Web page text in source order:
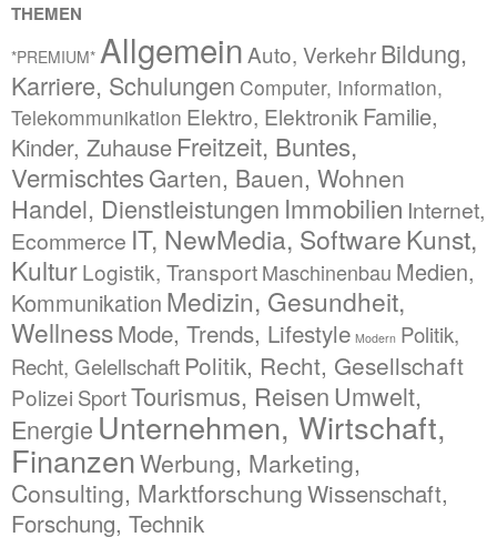
THEMEN
*PREMIUM* Allgemein Auto, VerkehrBildung,
Karriere, Schulungen Computer, Information,
Telekommunikation Elektro, Elektronik Familie,
Kinder, Zuhause Freitzeit, Buntes,
Vermischtes Garten, Bauen, Wohnen
Handel, Dienstleistungen Immobilien Internet,
Ecommerce IT, NewMedia, SoftwareKunst,
KulturLogistik, TransportMaschinenbau Medien,
Kommunikation Medizin, Gesundheit,
WellnessMode, Trends, Lifestyle Modern Politik,
Recht, Gelellschaft Politik, Recht, Gesellschaft
Polizei SportTourismus, Reisen Umwelt,
Energie Unternehmen, Wirtschaft,
FinanzenWerbung, Marketing,
Consulting, MarktforschungWissenschaft,
Forschung, Technik